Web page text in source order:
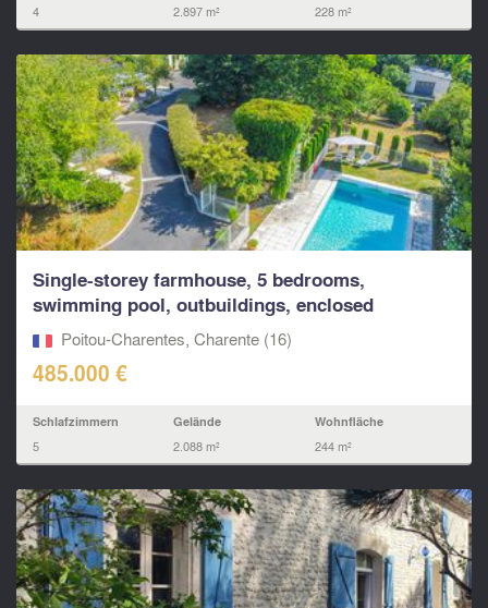
4 2.897 m² 228 m²
Single-storey farmhouse, 5 bedrooms,
swimming pool, outbuildings, enclosed
grounds, 20mn...
Poitou-Charentes, Charente (16)
485.000 €
Schlafzimmern
5
Gelände
2.088 m²
Wohnfläche
244 m²